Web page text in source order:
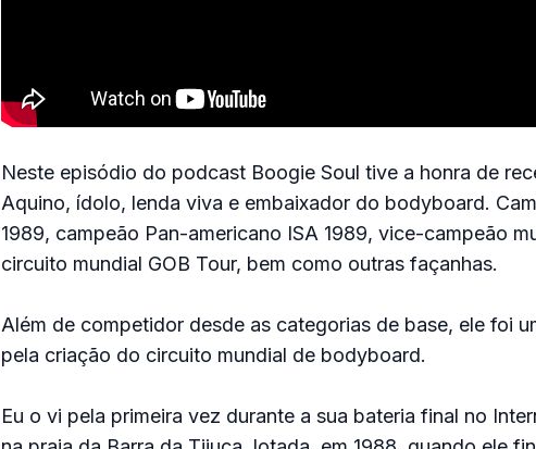
Neste episódio do podcast Boogie Soul tive a honra de
Aquino, ídolo, lenda viva e embaixador do bodyboard.
1989, campeão Pan-americano ISA 1989, vice-campeão
circuito mundial GOB Tour, bem como outras façanhas.
Além de competidor desde as categorias de base, ele foi
pela criação do circuito mundial de bodyboard.
Eu o vi pela primeira vez durante a sua bateria final no